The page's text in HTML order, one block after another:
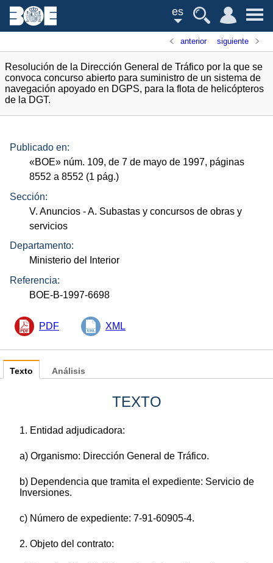
es
anterior siguiente
Resolución de la Dirección General de Tráfico por la que se
convoca concurso abierto para suministro de un sistema de
navegación apoyado en DGPS, para la flota de helicópteros
de la DGT.
Publicado en:
«BOE» núm. 109, de 7 de mayo de 1997, páginas
8552 a 8552 (1 pág.)
Sección:
V. Anuncios - A. Subastas y concursos de obras y
servicios
Departamento:
Ministerio del Interior
Referencia:
BOE-B-1997-6698
PDF XML
Texto
TEXTO
1. Entidad adjudicadora:
a) Organismo: Dirección General de Tráfico.
b) Dependencia que tramita el expediente: Servicio de
Inversiones.
c) Número de expediente: 7-91-60905-4.
2. Objeto del contrato:
Análisis